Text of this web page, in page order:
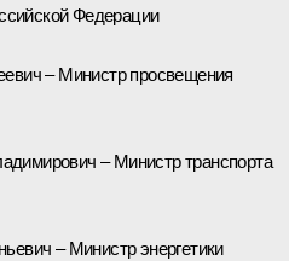
Федерации
– Министр просвещения
– Министр транспорта
– Министр энергетики